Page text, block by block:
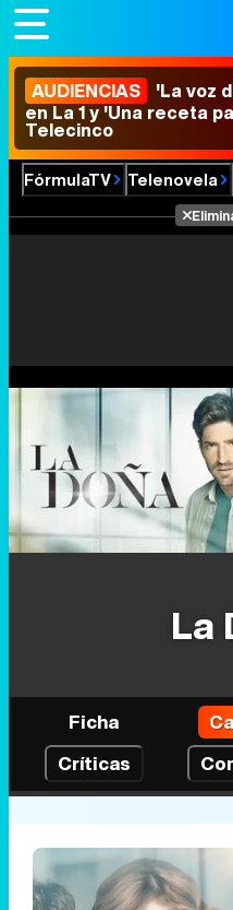
AUDIENCIAS 'La voz
en La 1 y 'Una receta
Telecinco
FórmulaTV Telenovela
La
Ficha
Críticas